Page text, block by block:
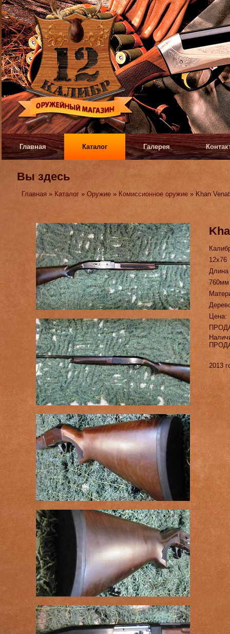
Главная Каталог Галерея
Вы здесь
Главная » Каталог »Оружие » Комиссионное оружие » Khan
12х76
760мм
Цена:
2013